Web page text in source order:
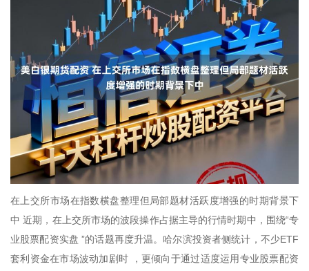
在上交所市场在指数横盘整理但局部题材活跃度增强的时期背景下
中 近期，在上交所市场的波段操作占据主导的行情时期中，围绕“专
业股票配资实盘 ”的话题再度升温。哈尔滨投资者侧统计，不少ETF
套利资金在市场波动加剧时 ，更倾向于通过适度运用专业股票配资